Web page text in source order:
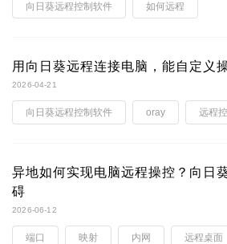
向日葵远程控制软件 如何远程
用向日葵远程连接电脑，能自定义
2026-04-21
向日葵远程控制软件 oray 远程
异地如何实现电脑远程操控？向日
碍
2026-06-12
端口 映射 内网 远程桌面